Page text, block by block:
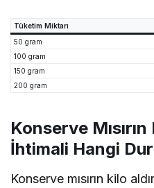
Tüketim Miktarı
50 gram
100 gram
150 gram
200 gram
Konserve
İhtimali Hangi
Konserve mısırın kilo